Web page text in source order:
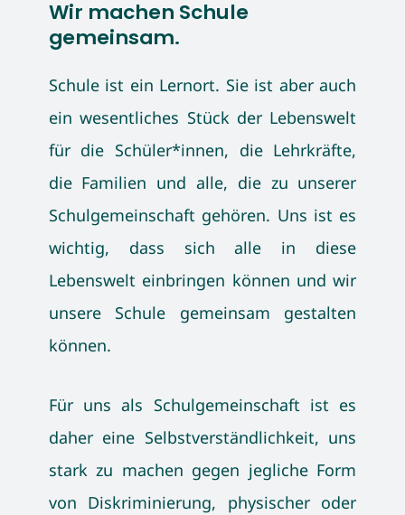
Wir machen Schule
gemeinsam.
Schule ist ein Lernort. Sie ist aber auch
ein wesentliches Stück der Lebenswelt
für die Schüler*innen, die Lehrkräfte,
die Familien und alle, die zu unserer
Schulgemeinschaft gehören. Uns ist es
wichtig, dass sich alle in diese
Lebenswelt einbringen können und wir
unsere Schule gemeinsam gestalten
können.
Für uns als Schulgemeinschaft ist es
daher eine Selbstverständlichkeit, uns
stark zu machen gegen jegliche Form
von Diskriminierung, physischer oder